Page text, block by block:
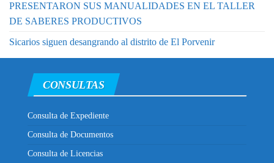
PRESENTARON SUS MANUALIDADES EN EL TALLER
DE SABERES PRODUCTIVOS
Sicarios siguen desangrando al distrito de El Porvenir
CONSULTAS
Consulta de Expediente
Consulta de Documentos
Consulta de Licencias